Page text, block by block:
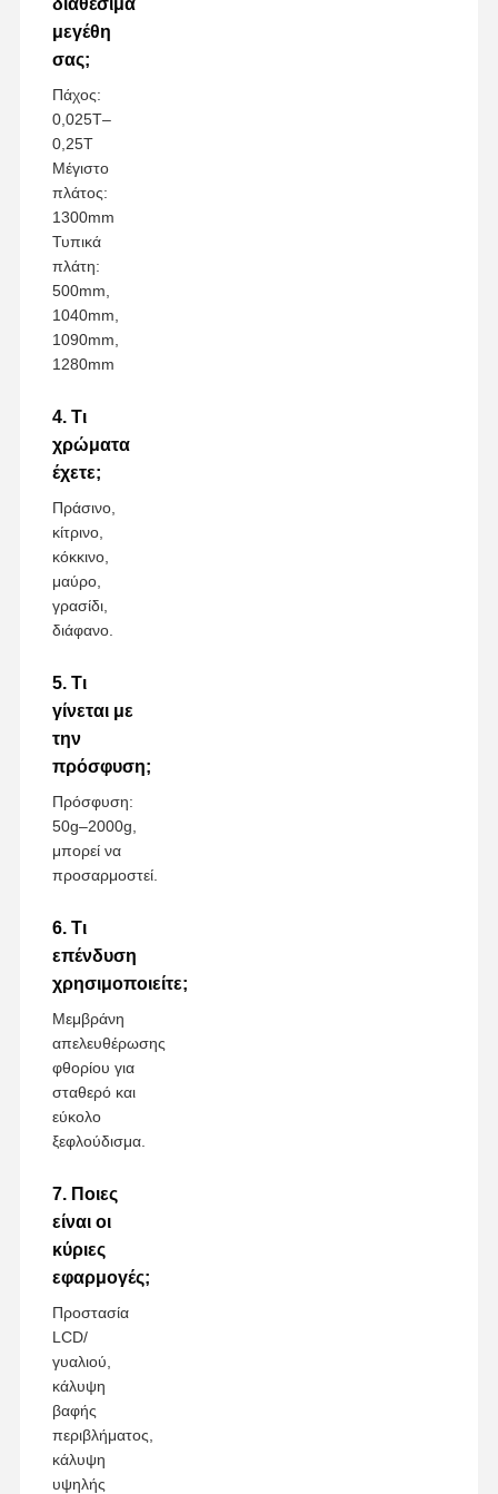
μεγέθη
σας;
Πάχος:
0,025T–
0,25T
Μέγιστο
πλάτος:
1300mm
Τυπικά
πλάτη:
500mm,
1040mm,
1090mm,
1280mm
4. Τι
χρώματα
έχετε;
Πράσινο,
κίτρινο,
κόκκινο,
μαύρο,
γρασίδι,
διάφανο.
5. Τι
γίνεται με
την
πρόσφυση;
Πρόσφυση:
50g–2000g,
μπορεί να
προσαρμοστεί.
6. Τι
επένδυση
χρησιμοποιείτε;
Μεμβράνη
απελευθέρωσης
φθορίου για
σταθερό και
εύκολο
ξεφλούδισμα.
7. Ποιες
είναι οι
κύριες
εφαρμογές;
Προστασία
LCD/
γυαλιού,
κάλυψη
βαφής
περιβλήματος,
κάλυψη
υψηλής